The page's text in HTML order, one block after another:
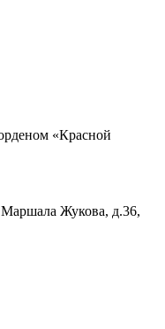
«Красной
Маршала Жукова, д.36,